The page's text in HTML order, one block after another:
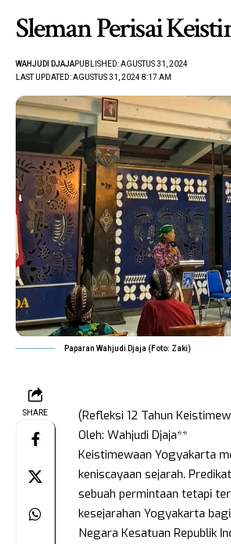
Sleman Perisai
LAST UPDATED: AGUSTUS 31, 2024 8:17 AM
WAHJUDI DJAJAPUBLISHED: AGUSTUS 31, 2024
Paparan Wahjudi Djaja (Foto: Zaki)
SHARE
(Refleksi 12 Tahun
Oleh: Wahjudi Djaja**
Keistimewaan Yogyakarta
keniscayaan sejarah.
sebuah permintaan tetapi
kesejarahan Yogyakarta
Negara Kesatuan Republik